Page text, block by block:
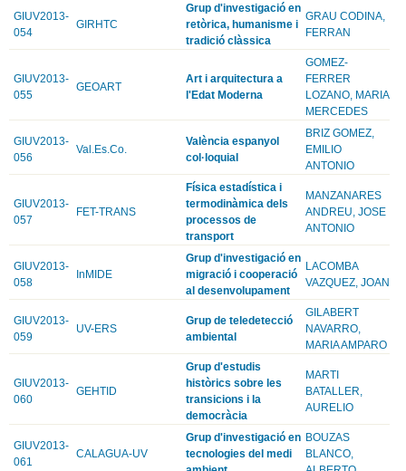
GIUV2013-
054
GIRHTC
Grup d'investigació en
retòrica, humanisme i
tradició clàssica
GRAU CODINA,
FERRAN
GIUV2013-
055
GEOART
Art i arquitectura a
l'Edat Moderna
GOMEZ-
FERRER
LOZANO, MARIA
MERCEDES
GIUV2013-
056
Val.Es.Co.
València espanyol
col·loquial
BRIZ GOMEZ,
EMILIO
ANTONIO
GIUV2013-
057
FET-TRANS
Física estadística i
termodinàmica dels
processos de
transport
MANZANARES
ANDREU, JOSE
ANTONIO
GIUV2013-
058
InMIDE
Grup d'investigació en
migració i cooperació
al desenvolupament
LACOMBA
VAZQUEZ, JOAN
GIUV2013-
059
UV-ERS
Grup de teledetecció
ambiental
GILABERT
NAVARRO,
MARIA AMPARO
GIUV2013-
060
GEHTID
Grup d'estudis
històrics sobre les
transicions i la
democràcia
MARTI
BATALLER,
AURELIO
GIUV2013-
061
CALAGUA-UV
Grup d'investigació en
tecnologies del medi
BOUZAS
BLANCO,